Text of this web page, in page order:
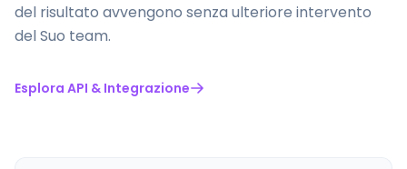
del risultato avvengono senza ulteriore intervento
del Suo team.
Esplora API & Integrazione